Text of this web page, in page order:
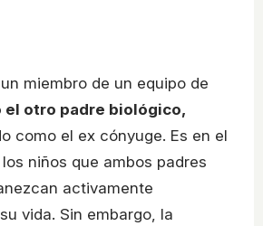
miembro de un equipo de
el otro padre biológico,
como el ex cónyuge. Es en el
niños que ambos padres
activamente
vida. Sin embargo, la